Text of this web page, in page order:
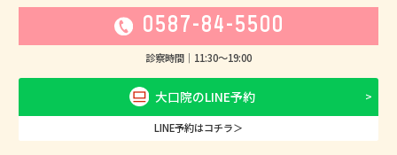
0587-84-5500
診察時間｜ 11:30〜19:00
大口院のLINE予約
LINE予約はコチラ＞